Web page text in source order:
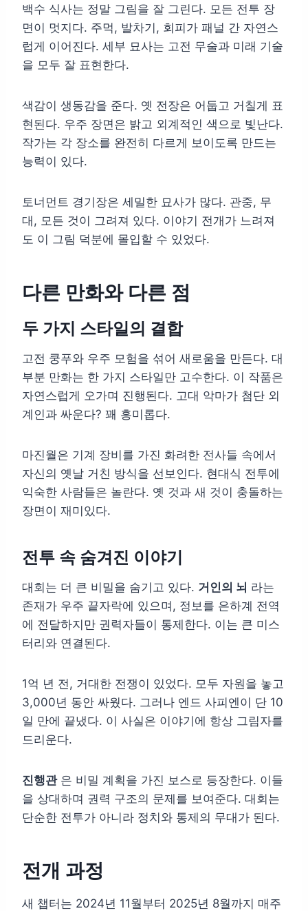
백수 식사는 정말 그림을 잘 그린다. 모든 전투 장
면이 멋지다. 주먹, 발차기, 회피가 패널 간 자연스
럽게 이어진다. 세부 묘사는 고전 무술과 미래 기술
을 모두 잘 표현한다.
색감이 생동감을 준다. 옛 전장은 어둡고 거칠게 표
현된다. 우주 장면은 밝고 외계적인 색으로 빛난다.
작가는 각 장소를 완전히 다르게 보이도록 만드는
능력이 있다.
토너먼트 경기장은 세밀한 묘사가 많다. 관중, 무
대, 모든 것이 그려져 있다. 이야기 전개가 느려져
도 이 그림 덕분에 몰입할 수 있었다.
다른 만화와 다른 점
두 가지 스타일의 결합
고전 쿵푸와 우주 모험을 섞어 새로움을 만든다. 대
부분 만화는 한 가지 스타일만 고수한다. 이 작품은
자연스럽게 오가며 진행된다. 고대 악마가 첨단 외
계인과 싸운다? 꽤 흥미롭다.
마진월은 기계 장비를 가진 화려한 전사들 속에서
자신의 옛날 거친 방식을 선보인다. 현대식 전투에
익숙한 사람들은 놀란다. 옛 것과 새 것이 충돌하는
장면이 재미있다.
전투 속 숨겨진 이야기
대회는 더 큰 비밀을 숨기고 있다. 거인의 뇌 라는
존재가 우주 끝자락에 있으며, 정보를 은하계 전역
에 전달하지만 권력자들이 통제한다. 이는 큰 미스
터리와 연결된다.
1억 년 전, 거대한 전쟁이 있었다. 모두 자원을 놓고
3,000년 동안 싸웠다. 그러나 엔드 사피엔이 단 10
일 만에 끝냈다. 이 사실은 이야기에 항상 그림자를
드리운다.
진행관은 비밀 계획을 가진 보스로 등장한다. 이들
을 상대하며 권력 구조의 문제를 보여준다. 대회는
단순한 전투가 아니라 정치와 통제의 무대가 된다.
전개 과정
새 챕터는 2024년 11월부터 2025년 8월까지 매주